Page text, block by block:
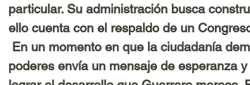
particular. Su administración busca
ello cuenta con el respaldo de un
En un momento en que la ciudadanía
poderes envía un mensaje de esperanza